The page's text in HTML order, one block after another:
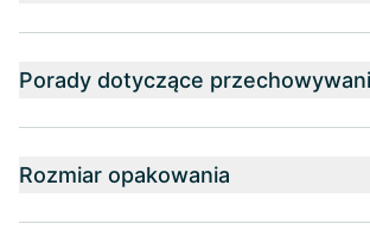
Porady dotyczące
Rozmiar opakowania